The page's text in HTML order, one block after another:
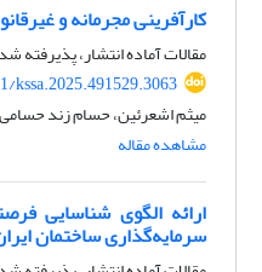
کارآفرینی مجرمانه و
مقالات آماده انتشار، پذیرفته
kssa.2025.491529.3063
میثم اشعرئین، حسام زند
مشاهده مقاله
سرمایه‌گذاری ساختمان